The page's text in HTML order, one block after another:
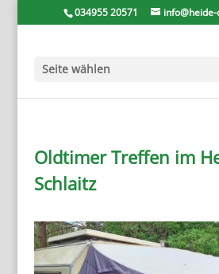
034955 20571
Seite wählen
Oldtimer Treffen im
Schlaitz